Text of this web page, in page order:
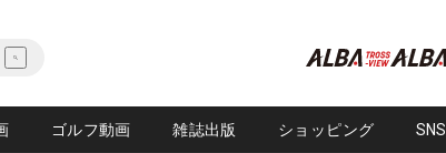
ゴルフ動画 雑誌出版 ショッピング